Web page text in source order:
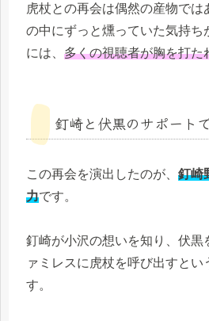
虎杖との再会は偶然の産物では
の中にずっと燻っていた気持ち
には、 多くの視聴者が胸を打た
釘崎と伏黒のサポート
この再会を演出したのが、 釘崎
力です。
釘崎が小沢の想いを知り、伏黒
ァミレスに虎杖を呼び出すとい
す。